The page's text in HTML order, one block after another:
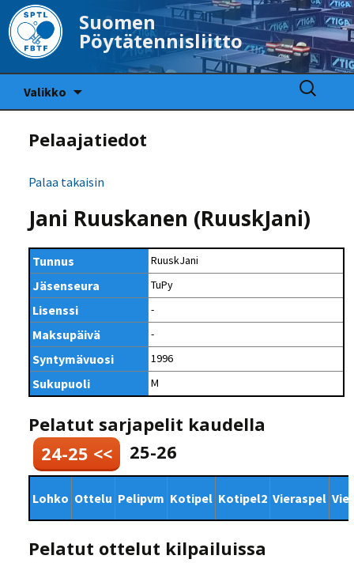
Suomen
Pöytätennisliitto
Valikko
Haku:
Pelaajatiedot
Palaa takaisin
Jani Ruuskanen (RuuskJani)
Tunnus RuuskJani
Jäsenseura TuPy
Lisenssi -
Maksupäivä -
Syntymävuosi 1996
Sukupuoli M
Pelatut sarjapelit kaudella
24-25 <<
25-26
Lohko Ottelu Pelipvm Kotipel Kotipel2 Vieraspel
Pelatut ottelut kilpailuissa